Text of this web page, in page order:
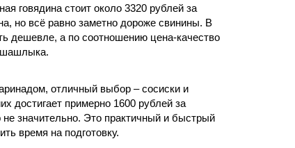
говядина стоит около 3320 рублей за
но всё равно заметно дороже свинины. В
дешевле, а по соотношению цена-качество
шашлыка.
отличный выбор – сосиски и
достигает примерно 1600 рублей за
значительно. Это практичный и быстрый
время на подготовку.